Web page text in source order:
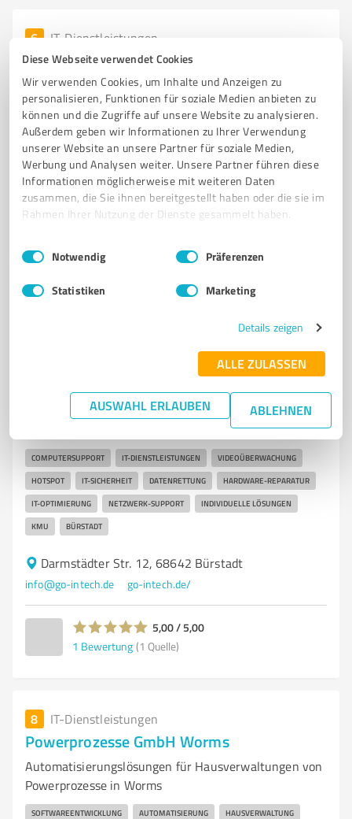
Diese Webseite verwendet Cookies
Wir verwenden Cookies, um Inhalte und Anzeigen zu
personalisieren, Funktionen für soziale Medien anbieten zu
können und die Zugriffe auf unsere Website zu analysieren.
Außerdem geben wir Informationen zu Ihrer Verwendung
unserer Website an unsere Partner für soziale Medien,
Werbung und Analysen weiter. Unsere Partner führen diese
Informationen möglicherweise mit weiteren Daten
zusammen, die Sie ihnen bereitgestellt haben oder die sie im
Rahmen Ihrer Nutzung der Dienste gesammelt haben.
Impressum Datenschutzbestimmungen
Einwilligungsauswahl
Notwendig Präferenzen
Statistiken Marketing
Details zeigen
ALLE ZULASSEN
AUSWAHL ERLAUBEN ABLEHNEN
6 IT-Dienstleistungen
DEDOS
DEDOS – IT-Dienstleistungen und Netzwerk für
Sondermaschinen- und Anlagenbau
IT-DIENSTLEISTUNGEN SONDERMASCHINENBAU ANLAGENBAU
PROJEKTUNTERSTÜTZUNG NETZWERK
Hospitalstraße 21, 68623 Lampertheim
Tel. 06206 5809360
info@dedos-gmbh.de
1Bewertung (1 Quelle)
Full-Service IT-Dienstleistungen und Computersupport
COMPUTERSUPPORT IT-DIENSTLEISTUNGEN VIDEOÜBERWACHUNG
HOTSPOT IT-SICHERHEIT DATENRETTUNG HARDWARE-REPARATUR
IT-OPTIMIERUNG NETZWERK-SUPPORT INDIVIDUELLE LÖSUNGEN
KMU BÜRSTADT
Darmstädter Str. 12, 68642 Bürstadt
info@go-intech.de go-intech.de/
5,00 / 5,00
1 Bewertung (1 Quelle)
8 IT-Dienstleistungen
Powerprozesse GmbH Worms
Automatisierungslösungen für Hausverwaltungen von
Powerprozesse in Worms
SOFTWAREENTWICKLUNG AUTOMATISIERUNG HAUSVERWALTUNG